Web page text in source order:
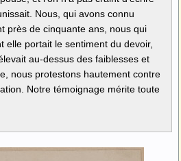
Nous, qui avons connu
près de cinquante ans, nous qui
elle portait le sentiment du devoir,
au-dessus des faiblesses et
nous protestons hautement contre
Notre témoignage mérite toute